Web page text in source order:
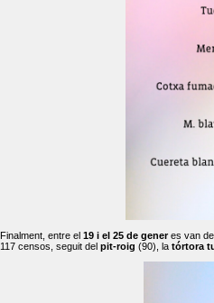
Finalment, entre el 19 i el 25 de generes van
117 censos, seguit del pit-roig (90), la tórtora